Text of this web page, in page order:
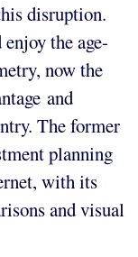
disruption.
the age-
now the
and
The former
planning
with its
and visual